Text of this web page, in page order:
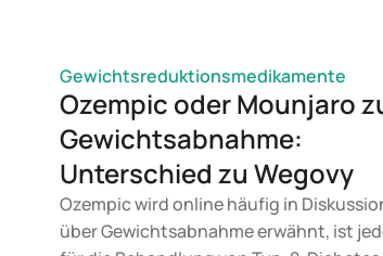
Gewichtsreduktionsmedikamente
Ozempic oder Mounjaro
Gewichtsabnahme:
Unterschied zu Wegovy
Ozempic wird online häufig in
über Gewichtsabnahme erwähnt, ist